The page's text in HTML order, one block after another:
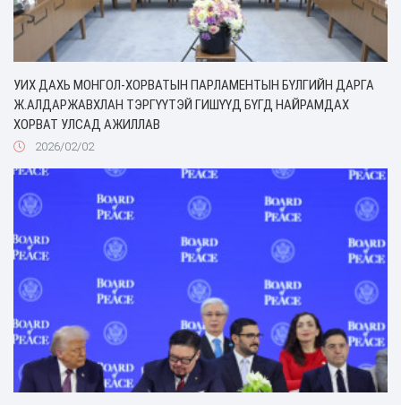
УИХ ДАХЬ МОНГОЛ-ХОРВАТЫН ПАРЛАМЕНТЫН БҮЛГИЙН ДАРГА
Ж.АЛДАРЖАВХЛАН ТЭРГҮҮТЭЙ ГИШҮҮД БҮГД НАЙРАМДАХ
ХОРВАТ УЛСАД АЖИЛЛАВ
2026/02/02